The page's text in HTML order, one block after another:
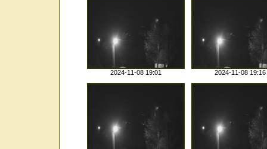
2024-11-08 19:01 2024-11-08 19:16